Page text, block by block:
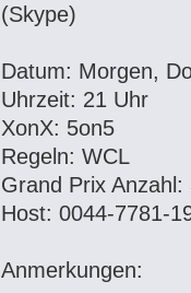
(Skype)
Datum: Morgen,
Uhrzeit: 21 Uhr
XonX: 5on5
Regeln: WCL
Grand Prix Anzahl:
Host: 0044-7781-
Anmerkungen: